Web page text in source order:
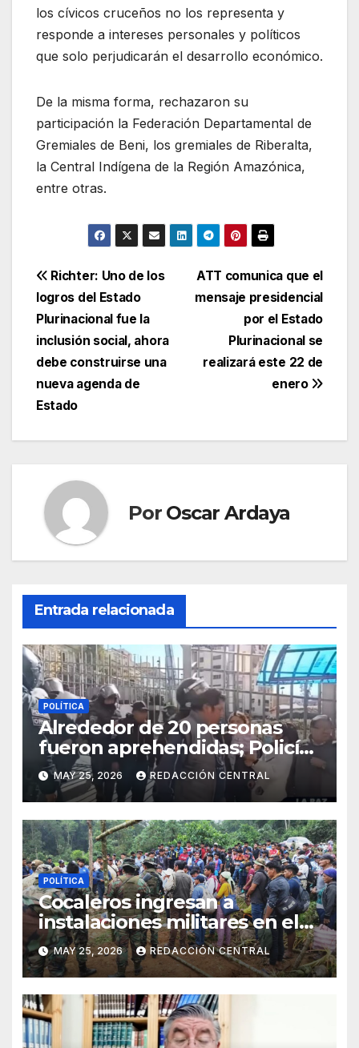
los cívicos cruceños no los representa y
responde a intereses personales y políticos
que solo perjudicarán el desarrollo económico.
De la misma forma, rechazaron su
participación la Federación Departamental de
Gremiales de Beni, los gremiales de Riberalta,
la Central Indígena de la Región Amazónica,
entre otras.
Navegación
de
entradas
ATT comunica que el
mensaje presidencial
por el Estado
Plurinacional se
realizará este 22 de
enero
Richter: Uno de los
logros del Estado
Plurinacional fue la
inclusión social, ahora
debe construirse una
nueva agenda de
Estado
Por Oscar Ardaya
Entrada relacionada
POLÍTICA
Alrededor de 20 personas
fueron aprehendidas; Policía
gasifica e impide ingreso de
manifestantes a plaza Murillo
MAY 25, 2026 REDACCIÓN CENTRAL
POLÍTICA
Cocaleros ingresan a
instalaciones militares en el
Trópico: “No aceptaremos un
estado de sitio”
MAY 25, 2026 REDACCIÓN CENTRAL